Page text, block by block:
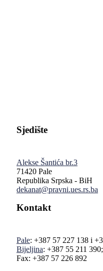
Sjedište
Alekse Šantića br.3
71420 Pale
Republika Srpska - BiH
dekanat@pravni.ues.rs.ba
Kontakt
Pale: +387 57 227 138 i
Bijeljina: +387 55 211 390;
Fax: +387 57 226 892